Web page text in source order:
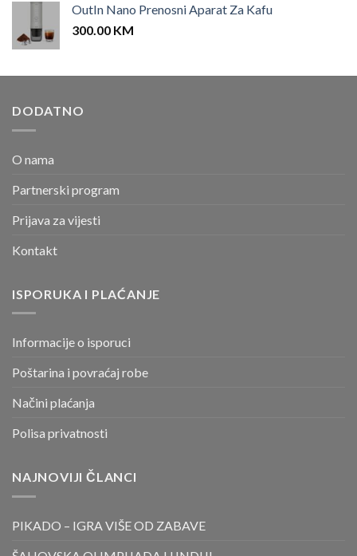
OutIn Nano Prenosni Aparat Za Kafu
300.00 KM
DODATNO
O nama
Partnerski program
Prijava za vijesti
Kontakt
ISPORUKA I PLAĆANJE
Informacije o isporuci
Poštarina i povraćaj robe
Načini plaćanja
Polisa privatnosti
NAJNOVIJI ČLANCI
PIKADO – IGRA VIŠE OD ZABAVE